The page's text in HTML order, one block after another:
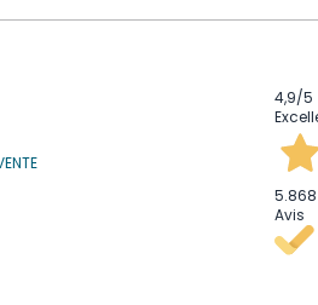
4,9/5
5.868
Avis